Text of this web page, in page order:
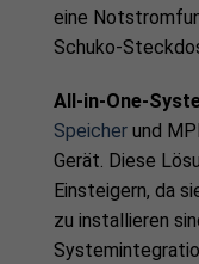
eine
Schuko-
All-in-One-
Speicher und
Gerät. Diese
Einsteigern, da
zu installieren